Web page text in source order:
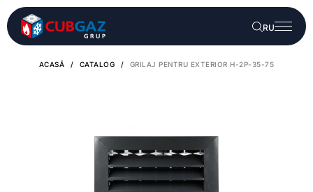
RU
ACASĂ / CATALOG / GRILAJ PENTRU EXTERIOR H-2P-35-75